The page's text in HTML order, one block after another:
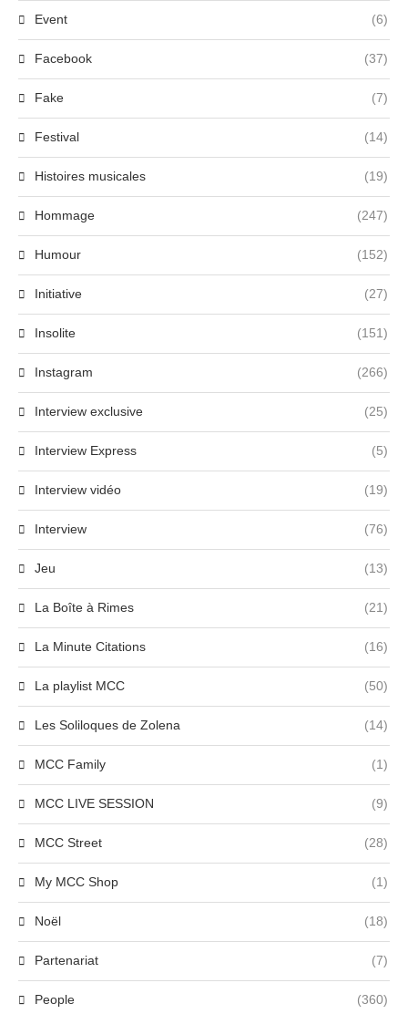
Event (6)
Facebook (37)
Fake (7)
Festival (14)
Histoires musicales (19)
Hommage (247)
Humour (152)
Initiative (27)
Insolite (151)
Instagram (266)
Interview exclusive (25)
Interview Express (5)
Interview vidéo (19)
Interview (76)
Jeu (13)
La Boîte à Rimes (21)
La Minute Citations (16)
La playlist MCC (50)
Les Soliloques de Zolena (14)
MCC Family (1)
MCC LIVE SESSION (9)
MCC Street (28)
My MCC Shop (1)
Noël (18)
Partenariat (7)
People (360)